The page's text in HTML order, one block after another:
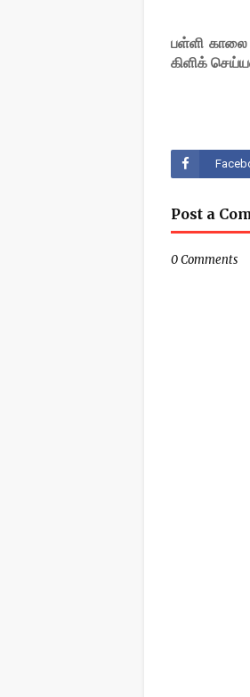
பள்ளி காலை
கிளிக்
Post a
0 Comments